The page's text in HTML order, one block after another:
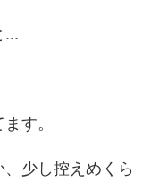
...
す。
少し控えめくら